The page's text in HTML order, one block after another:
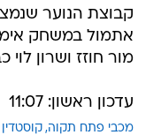
קבוצת הנוער
מור חוזז ושרון לוי
עדכון ראשון: 11:07
מכבי פתח תקוה